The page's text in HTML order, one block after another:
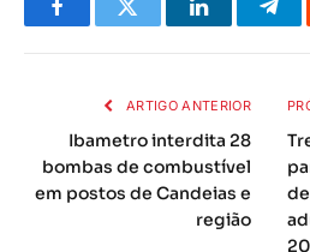
FacebookTwitter LinkedIn
ARTIGO ANTERIOR
Ibametro interdita 28
bombas de combustível
em postos de Candeias e
região